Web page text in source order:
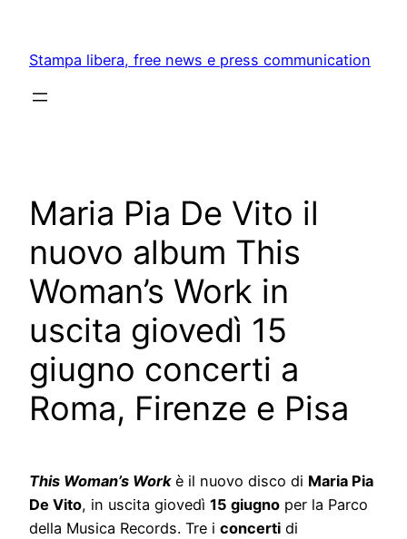
content
Stampa libera, free news e press communication
Maria Pia De Vito il
nuovo album This
Woman’s Work in
uscita giovedì 15
giugno concerti a
Roma, Firenze e Pisa
This Woman’s Workè il nuovo disco di Maria Pia
De Vito, in uscita giovedì 15 giugno per la Parco
della Musica Records. Tre i concerti di